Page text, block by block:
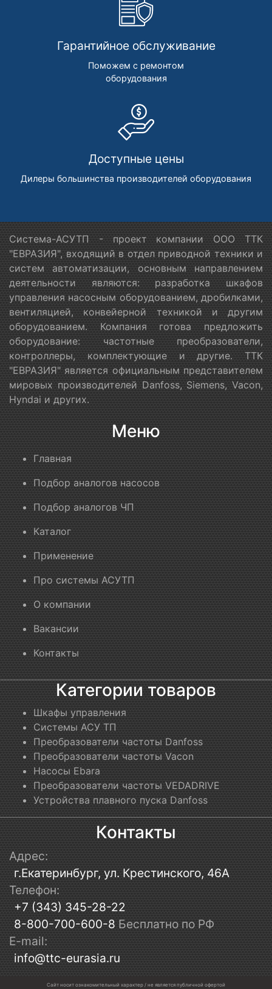
Гарантийное обслуживание
Поможем с ремонтом
оборудования
Доступные цены
Дилеры большинства производителей оборудования
Система-АСУТП - проект компании ООО ТТК
"ЕВРАЗИЯ", входящий в отдел приводной техники и
систем автоматизации, основным направлением
деятельности являются: разработка шкафов
управления насосным оборудованием, дробилками,
вентиляцией, конвейерной техникой и другим
оборудованием. Компания готова предложить
оборудование: частотные преобразователи,
контроллеры, комплектующие и другие. ТТК
"ЕВРАЗИЯ" является официальным представителем
мировых производителей Danfoss, Siemens, Vacon,
Hyndai и других.
Меню
Главная
Подбор аналогов насосов
Подбор аналогов ЧП
Каталог
Применение
Про системы АСУТП
О компании
Вакансии
Контакты
Категории товаров
Шкафы управления
Системы АСУ ТП
Преобразователи частоты Danfoss
Преобразователи частоты Vacon
Насосы Ebara
Преобразователи частоты VEDADRIVE
Устройства плавного пуска Danfoss
Контакты
Адрес:
г.Екатеринбург, ул. Крестинского, 46А
Телефон:
+7 (343) 345-28-22
8-800-700-600-8 Бесплатно по РФ
E-mail:
info@ttc-eurasia.ru
Сайт носит ознакомительный характер / не является публичной офертой